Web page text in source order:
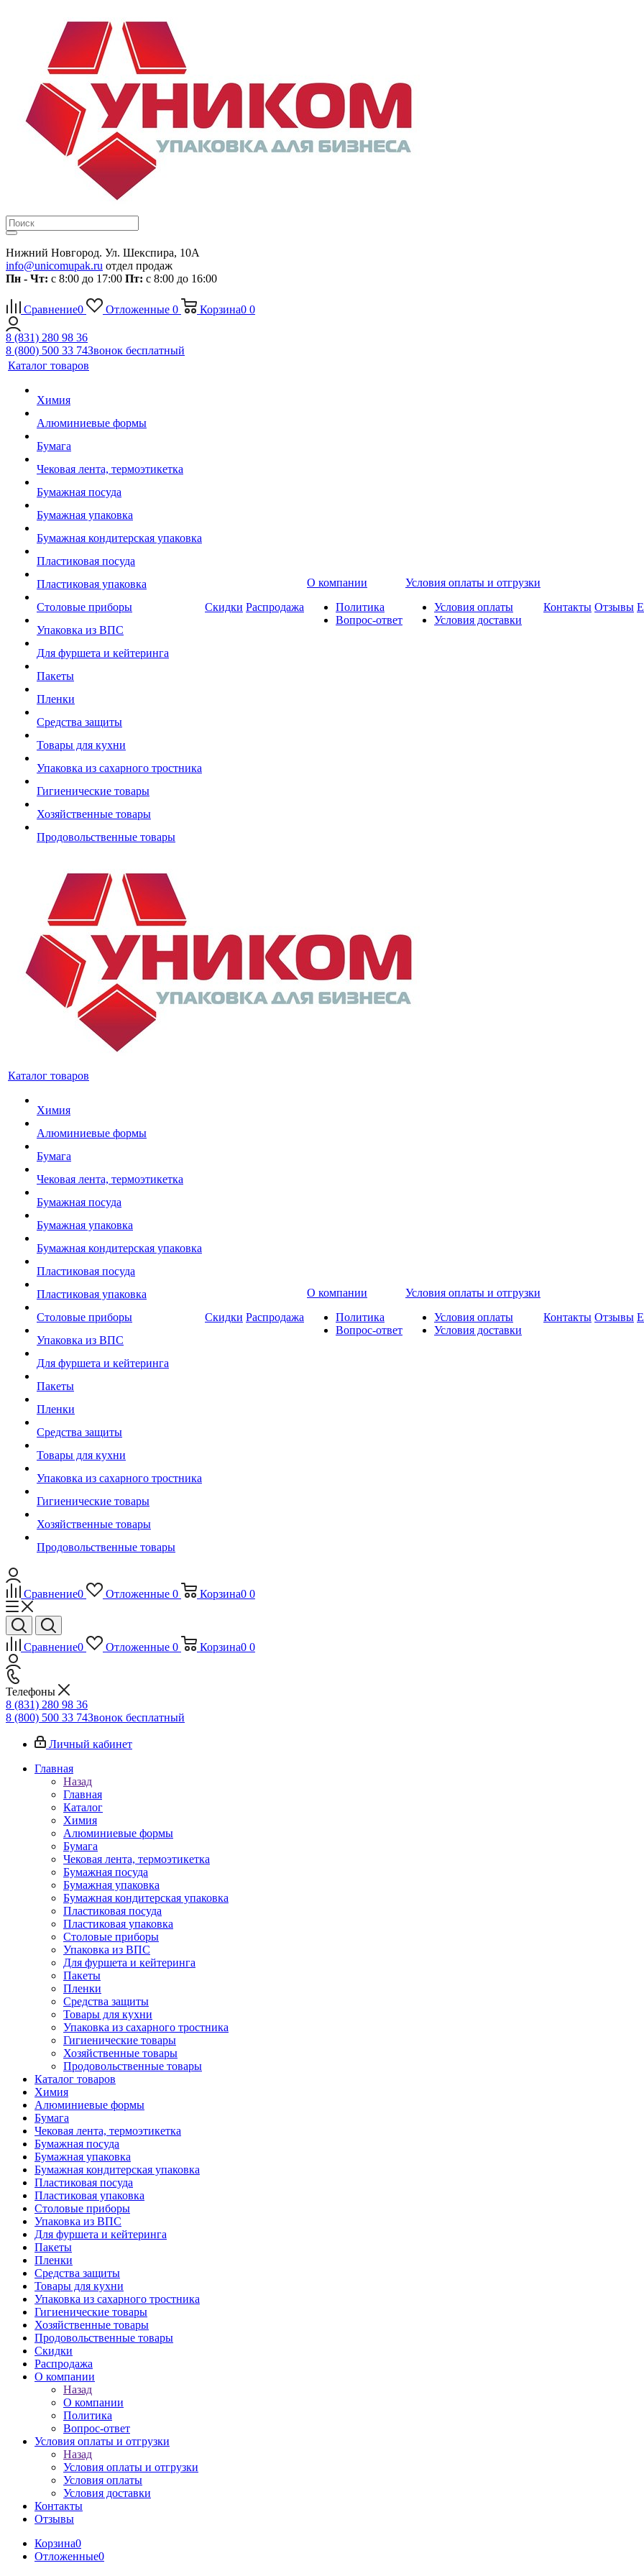
Нижний Новгород. Ул. Шекспира, 10А
info@unicomupak.ru отдел продаж
Пн - Чт: с 8:00 до 17:00 Пт: с 8:00 до 16:00
Сравнение0 Отложенные 0 Корзина0 0
8 (831) 280 98 36
8 (800) 500 33 74Звонок бесплатный
Каталог товаров
Химия
Алюминиевые формы
Бумага
Чековая лента, термоэтикетка
Бумажная посуда
Бумажная упаковка
Бумажная кондитерская упаковка
Пластиковая посуда
Пластиковая упаковка
Столовые приборы
Упаковка из ВПС
Для фуршета и кейтеринга
Пакеты
Пленки
Средства защиты
Товары для кухни
Упаковка из сахарного тростника
Гигиенические товары
Хозяйственные товары
Продовольственные товары
Скидки Распродажа
О компании
Политика
Вопрос-ответ
Условия оплаты и отгрузки
Условия оплаты
Условия доставки
Контакты Отзывы
Каталог товаров
Химия
Алюминиевые формы
Бумага
Чековая лента, термоэтикетка
Бумажная посуда
Бумажная упаковка
Бумажная кондитерская упаковка
Пластиковая посуда
Пластиковая упаковка
Столовые приборы
Упаковка из ВПС
Для фуршета и кейтеринга
Пакеты
Пленки
Средства защиты
Товары для кухни
Упаковка из сахарного тростника
Гигиенические товары
Хозяйственные товары
Продовольственные товары
Скидки Распродажа
О компании
Политика
Вопрос-ответ
Условия оплаты и отгрузки
Условия оплаты
Условия доставки
Контакты Отзывы
Сравнение0 Отложенные 0 Корзина0 0
Сравнение0 Отложенные 0 Корзина0 0
Телефоны
8 (831) 280 98 36
8 (800) 500 33 74Звонок бесплатный
Личный кабинет
Главная
Назад
Главная
Каталог
Химия
Алюминиевые формы
Бумага
Чековая лента, термоэтикетка
Бумажная посуда
Бумажная упаковка
Бумажная кондитерская упаковка
Пластиковая посуда
Пластиковая упаковка
Столовые приборы
Упаковка из ВПС
Для фуршета и кейтеринга
Пакеты
Пленки
Средства защиты
Товары для кухни
Упаковка из сахарного тростника
Гигиенические товары
Хозяйственные товары
Продовольственные товары
Каталог товаров
Химия
Алюминиевые формы
Бумага
Чековая лента, термоэтикетка
Бумажная посуда
Бумажная упаковка
Бумажная кондитерская упаковка
Пластиковая посуда
Пластиковая упаковка
Столовые приборы
Упаковка из ВПС
Для фуршета и кейтеринга
Пакеты
Пленки
Средства защиты
Товары для кухни
Упаковка из сахарного тростника
Гигиенические товары
Хозяйственные товары
Продовольственные товары
Скидки
Распродажа
О компании
Назад
О компании
Политика
Вопрос-ответ
Условия оплаты и отгрузки
Назад
Условия оплаты и отгрузки
Условия оплаты
Условия доставки
Контакты
Отзывы
Корзина0
Отложенные0